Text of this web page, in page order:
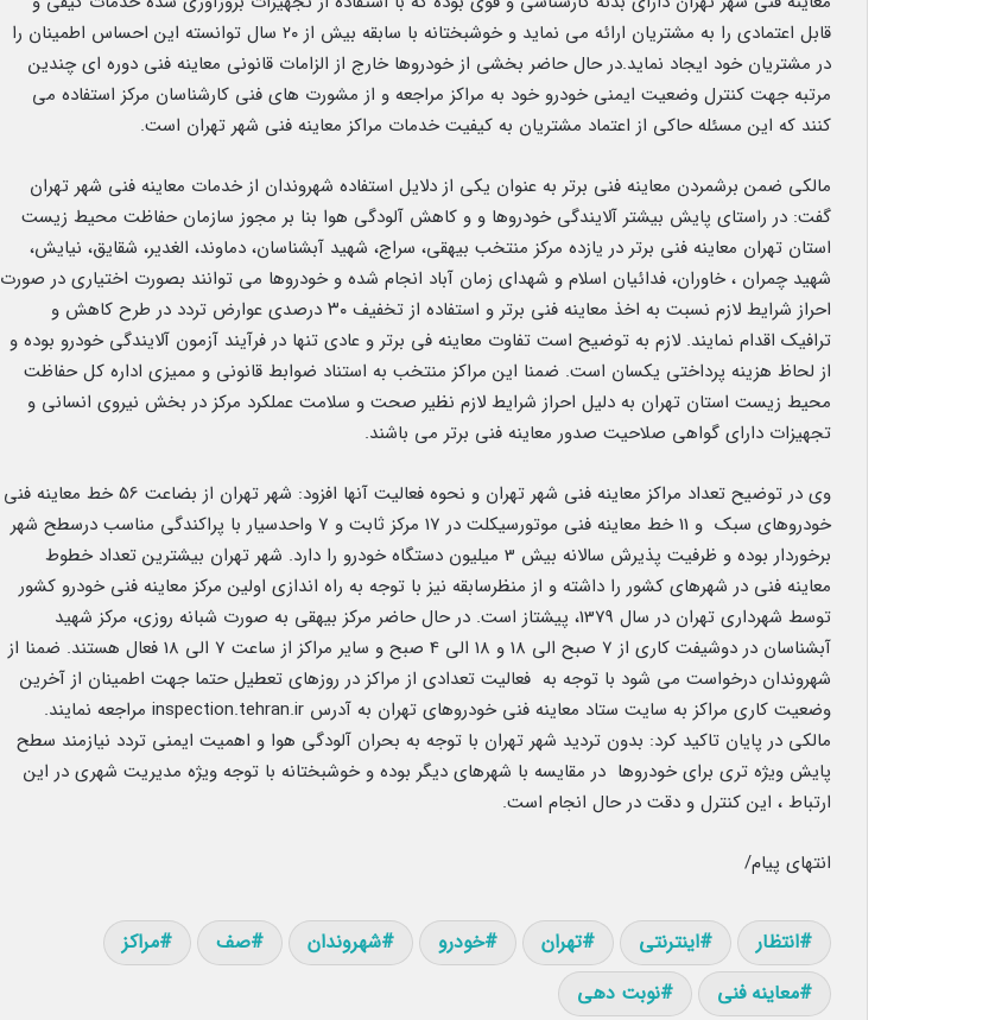
قابل اعتمادی را به مشتریان ارائه می نماید و خوشبختانه با سابقه بیش از ۲۰ سال توانسته این احساس اطمینان را
در مشتریان خود ایجاد نماید.در حال حاضر بخشی از خودروها خارج از الزامات قانونی معاینه فنی دوره ای چندین
مرتبه جهت کنترل وضعیت ایمنی خودرو خود به مراکز مراجعه و از مشورت های فنی کارشناسان مرکز استفاده می
کنند که این مسئله حاکی از اعتماد مشتریان به کیفیت خدمات مراکز معاینه فنی شهر تهران است.
مالکی ضمن برشمردن معاینه فنی برتر به عنوان یکی از دلایل استفاده شهروندان از خدمات معاینه فنی شهر تهران
گفت: در راستای پایش بیشتر آلایندگی خودروها و و کاهش آلودگی هوا بنا بر مجوز سازمان حفاظت محیط زیست
استان تهران معاینه فنی برتر در یازده مرکز منتخب بیهقی، سراج، شهید آبشناسان، دماوند، الغدیر، شقایق، نیایش،
شهید چمران ، خاوران، فدائیان اسلام و شهدای زمان آباد انجام شده و خودروها می توانند بصورت اختیاری در صورت
احراز شرایط لازم نسبت به اخذ معاینه فنی برتر و استفاده از تخفیف ۳۰ درصدی عوارض تردد در طرح کاهش و
ترافیک اقدام نمایند. لازم به توضیح است تفاوت معاینه فی برتر و عادی تنها در فرآیند آزمون آلایندگی خودرو بوده و
از لحاظ هزینه پرداختی یکسان است. ضمنا این مراکز منتخب به استناد ضوابط قانونی و ممیزی اداره کل حفاظت
محیط زیست استان تهران به دلیل احراز شرایط لازم نظیر صحت و سلامت عملکرد مرکز در بخش نیروی انسانی و
تجهیزات دارای گواهی صلاحیت صدور معاینه فنی برتر می باشند.
وی در توضیح تعداد مراکز معاینه فنی شهر تهران و نحوه فعالیت آنها افزود: شهر تهران از بضاعت 56 خط معاینه فنی
خودروهای سبک و 11 خط معاینه فنی موتورسیکلت در 17 مرکز ثابت و 7 واحدسیار با پراکندگی مناسب درسطح شهر
برخوردار بوده و ظرفیت پذیرش سالانه بیش 3 میلیون دستگاه خودرو را دارد. شهر تهران بیشترین تعداد خطوط
معاینه فنی در شهرهای کشور را داشته و از منظرسابقه نیز با توجه به راه اندازی اولین مرکز معاینه فنی خودرو کشور
توسط شهرداری تهران در سال 1379، پیشتاز است. در حال حاضر مرکز بیهقی به صورت شبانه روزی، مرکز شهید
آبشناسان در دوشیفت کاری از 7 صبح الی 18 و 18 الی 4 صبح و سایر مراکز از ساعت 7 الی 18 فعال هستند. ضمنا از
شهروندان درخواست می شود با توجه به فعالیت تعدادی از مراکز در روزهای تعطیل حتما جهت اطمینان از آخرین
وضعیت کاری مراکز به سایت ستاد معاینه فنی خودروهای تهران به آدرس inspection.tehran.ir مراجعه نمایند.
مالکی در پایان تاکید کرد: بدون تردید شهر تهران با توجه به بحران آلودگی هوا و اهمیت ایمنی تردد نیازمند سطح
پایش ویژه تری برای خودروها در مقایسه با شهرهای دیگر بوده و خوشبختانه با توجه ویژه مدیریت شهری در این
ارتباط ، این کنترل و دقت در حال انجام است.
انتهای پیام/
انتظار اینترنتی تهران خودرو شهروندان صف
مراکز
معاینه فنی
نوبت دهی